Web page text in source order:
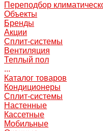
Переподбор
Объекты
Бренды
Акции
Сплит-системы
Вентиляция
Теплый пол
...
Каталог товаров
Кондиционеры
Сплит-системы
Настенные
Кассетные
Мобильные